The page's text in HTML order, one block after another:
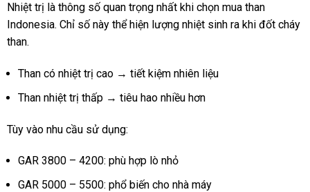
Nhiệt trị là thông số quan trọng nhất khi chọn mua than
Indonesia. Chỉ số này thể hiện lượng nhiệt sinh ra khi đốt cháy
than.
Than có nhiệt trị cao → tiết kiệm nhiên liệu
Than nhiệt trị thấp → tiêu hao nhiều hơn
Tùy vào nhu cầu sử dụng:
GAR 3800 – 4200: phù hợp lò nhỏ
GAR 5000 – 5500: phổ biến cho nhà máy